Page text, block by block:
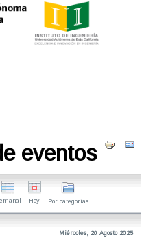
eventos
Hoy Por categorías
Miércoles, 20 Agosto 2025